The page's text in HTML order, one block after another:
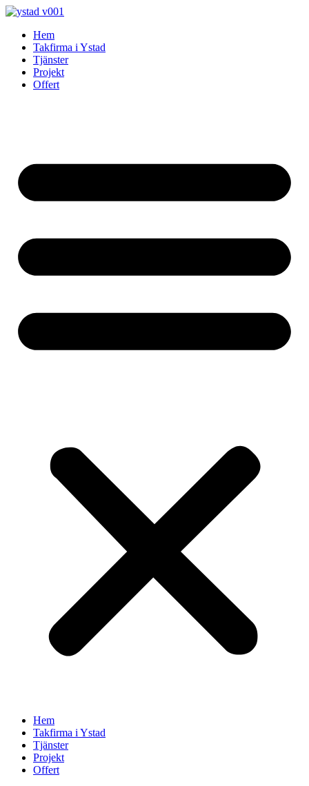
Skip
contentHem
Takfirma i Ystad
Tjänster
Projekt
Offert
Hem
Takfirma i Ystad
Tjänster
Projekt
Offert